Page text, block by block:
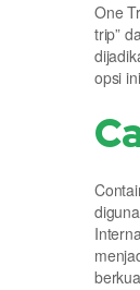
One
trip”
opsi